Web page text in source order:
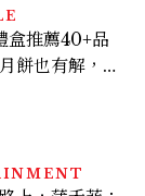
盒推薦40+品
餅也有解，送